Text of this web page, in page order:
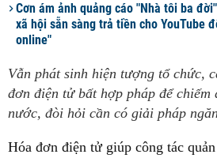
Cơn ám ảnh quảng cáo "Nhà tôi ba
xã hội sẵn sàng trả tiền cho YouTube
online"
Vẫn phát sinh hiện tượng tổ chức,
đơn điện tử bất hợp pháp để chiếm
nước, đòi hỏi cần có giải pháp
Hóa đơn điện tử giúp công tác